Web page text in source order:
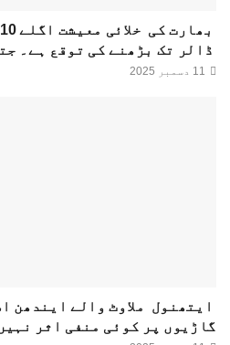
ڈالر تک بڑھنے کی توقع ہے۔
ایتھنول ملاوٹ والے ایندھن
گاڑیوں پر کوئی منفی اثر